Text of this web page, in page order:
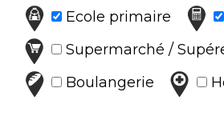
Ecole primaire
Supermarché /
Boulangerie